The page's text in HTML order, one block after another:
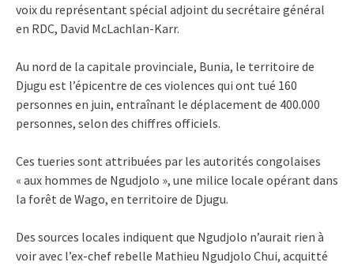
voix du représentant spécial adjoint du secrétaire général
en RDC, David McLachlan-Karr.
Au nord de la capitale provinciale, Bunia, le territoire de
Djugu est l’épicentre de ces violences qui ont tué 160
personnes en juin, entraînant le déplacement de 400.000
personnes, selon des chiffres officiels.
Ces tueries sont attribuées par les autorités congolaises
« aux hommes de Ngudjolo », une milice locale opérant dans
la forêt de Wago, en territoire de Djugu.
Des sources locales indiquent que Ngudjolo n’aurait rien à
voir avec l’ex-chef rebelle Mathieu Ngudjolo Chui, acquitté